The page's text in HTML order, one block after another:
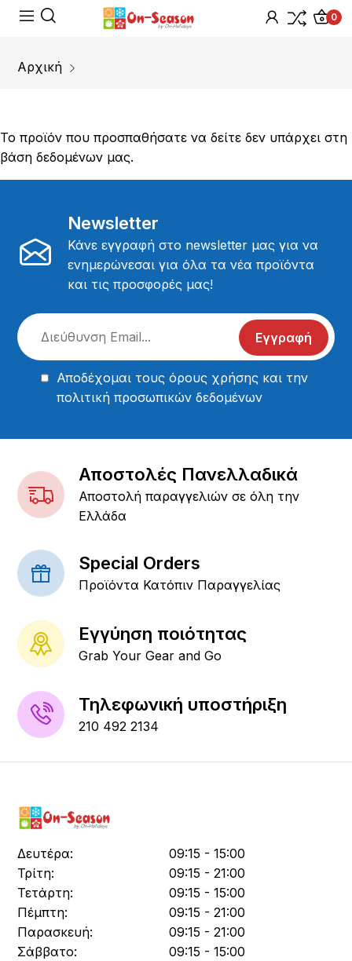
0
Αρχική
Το προϊόν που προσπαθήσατε να δείτε δεν υπάρχει στη
βάση δεδομένων μας.
Newsletter
Κάνε εγγραφή στο newsletter μας για να
ενημερώνεσαι για όλα τα νέα προϊόντα
και τις προσφορές μας!
Εγγραφή
Αποδέχομαι τουςόρους χρήσης και την
πολιτική προσωπικών δεδομένων
Αποστολές Πανελλαδικά
Αποστολή παραγγελιών σε όλη την
Ελλάδα
Special Orders
Προϊόντα Κατόπιν Παραγγελίας
Εγγύηση ποιότητας
Grab Your Gear and Go
Τηλεφωνική υποστήριξη
210 492 2134
Δευτέρα:
09:15 - 15:00
Τρίτη:
09:15 - 21:00
Τετάρτη:
09:15 - 15:00
Πέμπτη:
09:15 - 21:00
Παρασκευή:
09:15 - 21:00
Σάββατο:
09:15 - 15:00